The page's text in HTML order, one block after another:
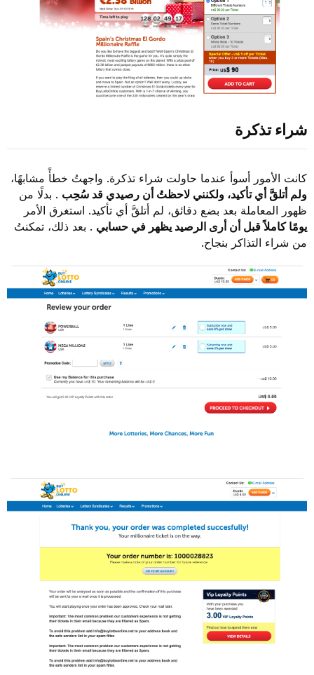
شراء تذكرة
كانت الأمور أسوأ عندما حاولت شراء تذكرة. واجهتُ خطأً مشابهًا،
ولم أتلقَّ أي تأكيد، ولكنني لاحظتُ أن رصيدي قد سُحِب. بدلًا من
ظهور المعاملة بعد بضع دقائق، لم أتلقَّ أي تأكيد. استغرق الأمر
يومًا كاملاً قبل أن أرى الرصيد يظهر في حسابي . بعد ذلك، تمكنتُ
من شراء التذاكر بنجاح.